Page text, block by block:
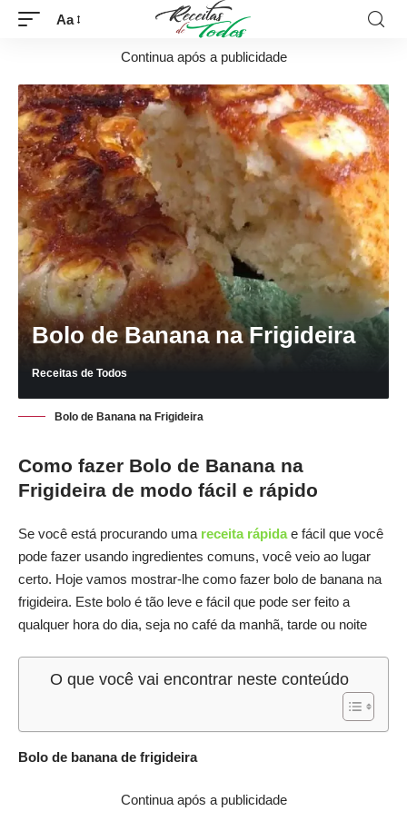
Aa
Continua após a publicidade
Bolo de Banana na Frigideira
Receitas de Todos
Bolo de Banana na Frigideira
Como fazer Bolo de Banana na
Frigideira de modo fácil e rápido
Se você está procurando uma receita rápidae fácil que você
pode fazer usando ingredientes comuns, você veio ao lugar
certo. Hoje vamos mostrar-lhe como fazer bolo de banana na
frigideira. Este bolo é tão leve e fácil que pode ser feito a
qualquer hora do dia, seja no café da manhã, tarde ou noite
O que você vai encontrar neste conteúdo
Bolo de banana de frigideira
Continua após a publicidade